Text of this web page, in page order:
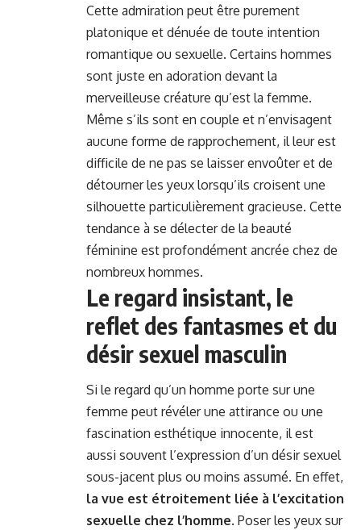
Cette admiration peut être purement
platonique et dénuée de toute intention
romantique ou sexuelle. Certains hommes
sont juste en adoration devant la
merveilleuse créature qu’est la femme.
Même s’ils sont en couple et n’envisagent
aucune forme de rapprochement, il leur est
difficile de ne pas se laisser envoûter et de
détourner les yeux lorsqu’ils croisent une
silhouette particulièrement gracieuse. Cette
tendance à se délecter de la beauté
féminine est profondément ancrée chez de
nombreux hommes.
Le regard insistant, le
reflet des fantasmes et du
désir sexuel masculin
Si le regard qu’un homme porte sur une
femme peut révéler une attirance ou une
fascination esthétique innocente, il est
aussi souvent l’expression d’un désir sexuel
sous-jacent plus ou moins assumé. En effet,
la vue est étroitement liée à l’excitation
sexuelle chez l’homme. Poser les yeux sur